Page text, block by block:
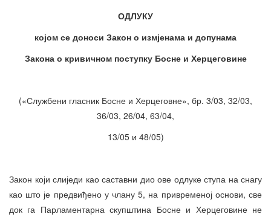
ОДЛУКУ
којом се доноси Закон о измјенама и допунама
Закона о кривичном поступку Босне и Херцеговине
(«Службени гласник Босне и Херцеговне», бр. 3/03, 32/03,
36/03, 26/04, 63/04,
13/05 и 48/05)
Закон који слиједи као саставни дио ове одлуке ступа на снагу
као што је предвиђено у члану 5, на привременој основи, све
док га Парламентарна скупштина Босне и Херцеговине не